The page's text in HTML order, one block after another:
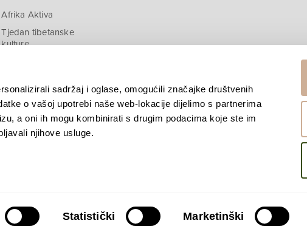
sadržaj i oglase, omogućili značajke društvenih
o vašoj upotrebi naše web-lokacije dijelimo s partnerima
a oni ih mogu kombinirati s drugim podacima koje ste im
njihove usluge.
Statistički Marketinški
Afrika Aktiva
Tjedan tibetanske
kulture